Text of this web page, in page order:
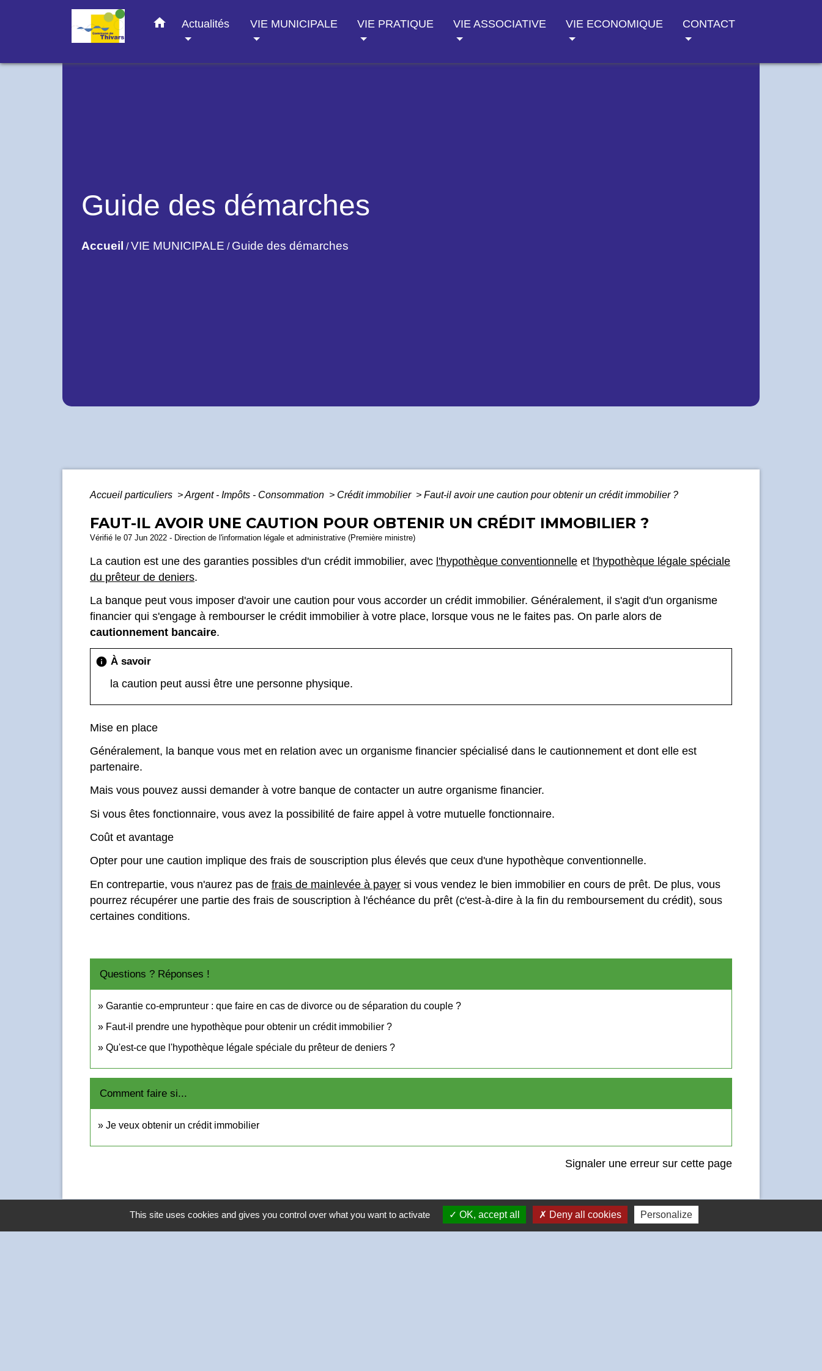
home Actualités VIE MUNICIPALE VIE PRATIQUE VIE ASSOCIATIVE VIE ECONOMIQUE CONTACT
Guide des démarches
Accueil /VIE MUNICIPALE / Guide des démarches
Accueil particuliers >Argent - Impôts - Consommation > Crédit immobilier > Faut-il avoir une caution pour obtenir un crédit immobilier ?
FAUT-IL AVOIR UNE CAUTION POUR OBTENIR UN CRÉDIT IMMOBILIER ?
Vérifié le 07 Jun 2022 - Direction de l'information légale et administrative (Première ministre)
La caution est une des garanties possibles d'un crédit immobilier, avec l'hypothèque conventionnelle et l'hypothèque légale spéciale
du prêteur de deniers.
La banque peut vous imposer d'avoir une caution pour vous accorder un crédit immobilier. Généralement, il s'agit d'un organisme
financier qui s'engage à rembourser le crédit immobilier à votre place, lorsque vous ne le faites pas. On parle alors de
cautionnement bancaire.
info À savoir
la caution peut aussi être une personne physique.
Mise en place
Généralement, la banque vous met en relation avec un organisme financier spécialisé dans le cautionnement et dont elle est
partenaire.
Mais vous pouvez aussi demander à votre banque de contacter un autre organisme financier.
Si vous êtes fonctionnaire, vous avez la possibilité de faire appel à votre mutuelle fonctionnaire.
Coût et avantage
Opter pour une caution implique des frais de souscription plus élevés que ceux d'une hypothèque conventionnelle.
En contrepartie, vous n'aurez pas de frais de mainlevée à payer si vous vendez le bien immobilier en cours de prêt. De plus, vous
pourrez récupérer une partie des frais de souscription à l'échéance du prêt (c'est-à-dire à la fin du remboursement du crédit), sous
certaines conditions.
Questions ? Réponses !
Garantie co-emprunteur : que faire en cas de divorce ou de séparation du couple ?
Faut-il prendre une hypothèque pour obtenir un crédit immobilier ?
Qu'est-ce que l'hypothèque légale spéciale du prêteur de deniers ?
Comment faire si...
Je veux obtenir un crédit immobilier
Signaler une erreur sur cette page
This site uses cookies and gives you control over what you want to activate OK, accept all Deny all cookies Personalize